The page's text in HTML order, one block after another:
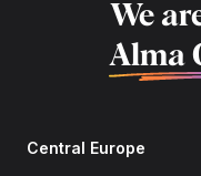
We
Alma
Central Europe